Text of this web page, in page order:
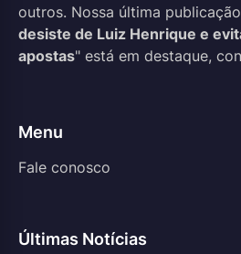
outros. Nossa última
desiste de Luiz Henrique e
apostas" está em destaque,
Menu
Fale conosco
Últimas Notícias